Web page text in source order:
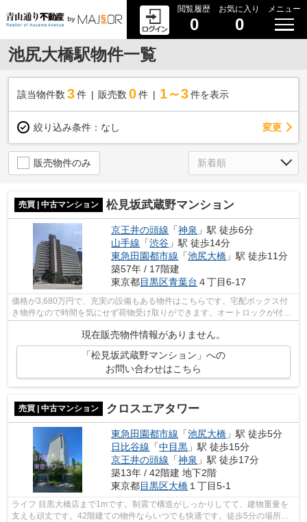
閲覧履歴
0
お気に入り
0
メニュー
池尻大橋駅物件一覧
該当物件数 3件 販売数 0 件 1～3 件を表示
絞り込み条件： なし 変更
販売物件のみ
売買 | 中古マンション 松見坂武蔵野マンション
京王井の頭線 「神泉 」駅 徒歩6分
山手線 「渋谷 」駅 徒歩14分
東急田園都市線 「池尻大橋 」駅 徒歩11分
築57年 / 17階建
東京都目黒区青葉台 ４丁目6-17
価格が3,680万円で、充実の設備もある物件はこちらです。宅配ボックス付
き物件なので時間を気にせず荷物受け取りができます。オートロックが付い
ているので、空き巣などの危険も減らす...
現在販売物件情報がありません。
「松見坂武蔵野マンション」への
お問い合わせはこちら
売買 | 中古マンション クロスエアタワー
東急田園都市線 「池尻大橋 」駅 徒歩5分
日比谷線 「中目黒 」駅 徒歩15分
京王井の頭線 「神泉 」駅 徒歩17分
築13年 / 42階建 地下2階
東京都目黒区大橋 １丁目5-1
ライフ 目黒大橋店まで1mです。制震で構造がしっかりしてて、建物重量を
支えも頑丈です。42階建ての物件ならいつでも快適です。徒歩5分の場所に